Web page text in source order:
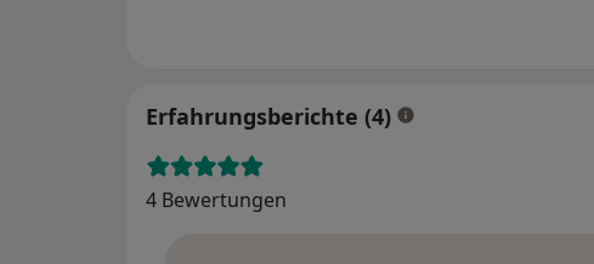
Erfahrungsberichte (4)
4 Bewertungen